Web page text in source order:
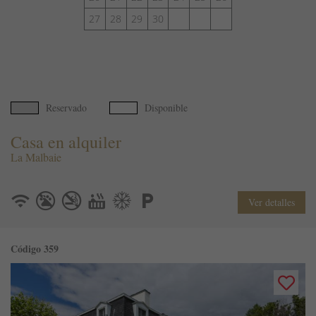
27
28 29 30
Reservado Disponible
Casa en alquiler
La Malbaie
Ver detalles
Código 359